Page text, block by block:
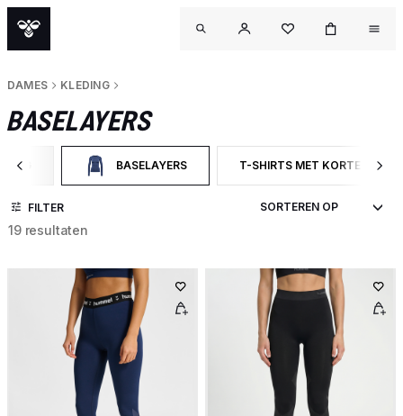
DAMES KLEDING
BASELAYERS
OP CATEGORY: KLEDINGBASELAYERSGESELECTEERD MOMENTEEL GEFILTERD OP
T-SHIRTS MET KORTE
FILTER OP PRODUCTTYPE:
FILTER
19 resultaten